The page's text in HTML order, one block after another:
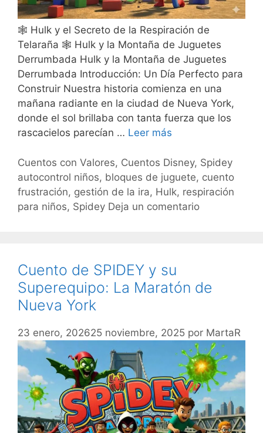
🕸️ Hulk y el Secreto de la Respiración de
Telaraña 🕸️ Hulk y la Montaña de Juguetes
Derrumbada Hulk y la Montaña de Juguetes
Derrumbada Introducción: Un Día Perfecto para
Construir Nuestra historia comienza en una
mañana radiante en la ciudad de Nueva York,
donde el sol brillaba con tanta fuerza que los
rascacielos parecían … Leer más
Cuentos con Valores, Cuentos Disney, Spidey
autocontrol niños, bloques de juguete, cuento
frustración, gestión de la ira, Hulk, respiración
para niños, Spidey Deja un comentario
Cuento de SPIDEY y su
Superequipo: La Maratón de
Nueva York
23 enero, 202625 noviembre, 2025 por MartaR